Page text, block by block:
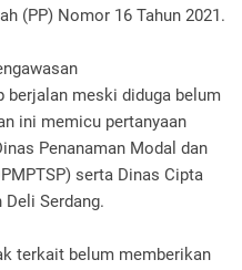
(PP) Nomor 16 Tahun 2021.
berjalan meski diduga belum
ini memicu pertanyaan
Penanaman Modal dan
serta Dinas Cipta
Deli Serdang.
terkait belum memberikan